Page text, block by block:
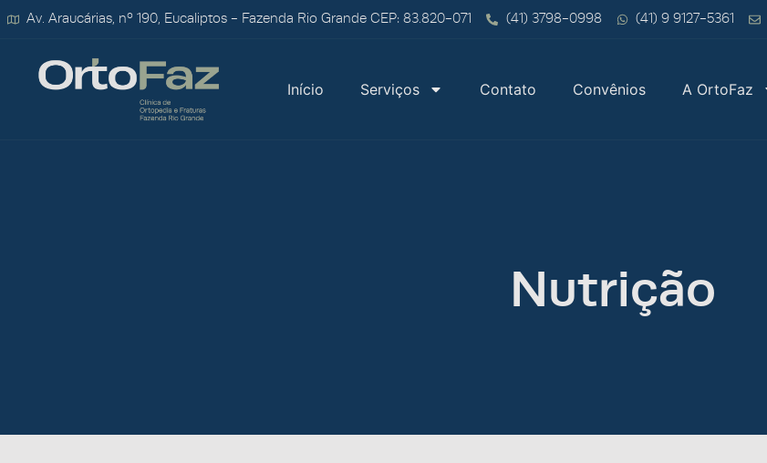
Av. Araucárias, nº 190, Eucaliptos - Fazenda Rio Grande CEP: 83.820-071 (41) 3798-0998 (41) 9 9127-5361
Início Serviços Contato Convênios A OrtoFaz
Nutrição